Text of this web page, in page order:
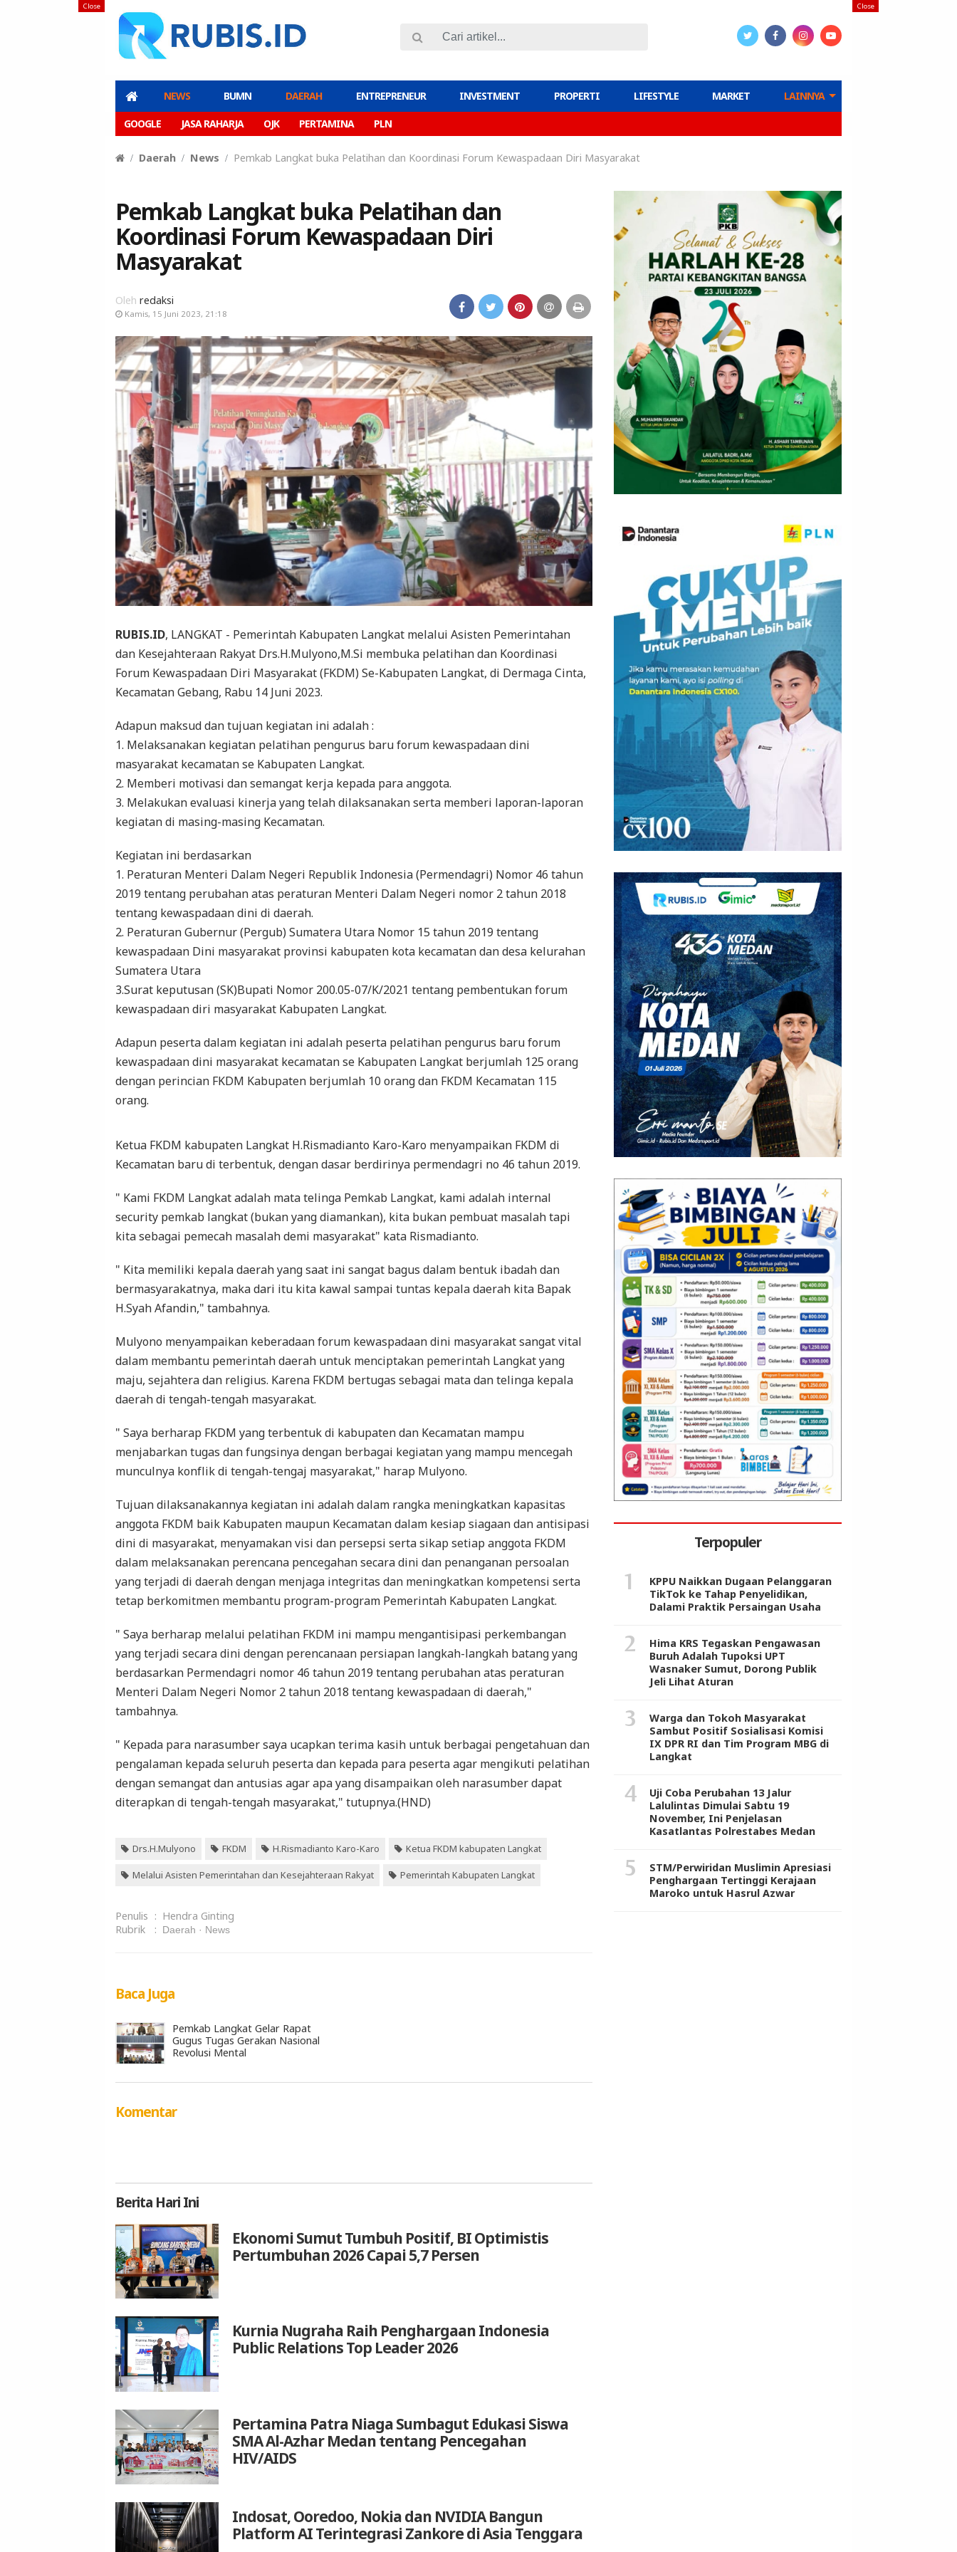
NEWS BUMN DAERAH ENTREPRENEUR INVESTMENT PROPERTI LIFESTYLE MARKET LAINNYA
GOOGLE JASA RAHARJA OJK PERTAMINA PLN
Close
Close
Daerah News Pemkab Langkat buka Pelatihan dan Koordinasi Forum Kewaspadaan Diri Masyarakat
Pemkab Langkat buka Pelatihan dan
Koordinasi Forum Kewaspadaan Diri
Masyarakat
Oleh redaksi
Kamis, 15 Juni 2023, 21:18
RUBIS.ID, LANGKAT - Pemerintah Kabupaten Langkat melalui Asisten Pemerintahan
dan Kesejahteraan Rakyat Drs.H.Mulyono,M.Si membuka pelatihan dan Koordinasi
Forum Kewaspadaan Diri Masyarakat (FKDM) Se-Kabupaten Langkat, di Dermaga Cinta,
Kecamatan Gebang, Rabu 14 Juni 2023.
Adapun maksud dan tujuan kegiatan ini adalah :
1. Melaksanakan kegiatan pelatihan pengurus baru forum kewaspadaan dini
masyarakat kecamatan se Kabupaten Langkat.
2. Memberi motivasi dan semangat kerja kepada para anggota.
3. Melakukan evaluasi kinerja yang telah dilaksanakan serta memberi laporan-laporan
kegiatan di masing-masing Kecamatan.
Kegiatan ini berdasarkan
1. Peraturan Menteri Dalam Negeri Republik Indonesia (Permendagri) Nomor 46 tahun
2019 tentang perubahan atas peraturan Menteri Dalam Negeri nomor 2 tahun 2018
tentang kewaspadaan dini di daerah.
2. Peraturan Gubernur (Pergub) Sumatera Utara Nomor 15 tahun 2019 tentang
kewaspadaan Dini masyarakat provinsi kabupaten kota kecamatan dan desa kelurahan
Sumatera Utara
3.Surat keputusan (SK)Bupati Nomor 200.05-07/K/2021 tentang pembentukan forum
kewaspadaan diri masyarakat Kabupaten Langkat.
Adapun peserta dalam kegiatan ini adalah peserta pelatihan pengurus baru forum
kewaspadaan dini masyarakat kecamatan se Kabupaten Langkat berjumlah 125 orang
dengan perincian FKDM Kabupaten berjumlah 10 orang dan FKDM Kecamatan 115
orang.
Ketua FKDM kabupaten Langkat H.Rismadianto Karo-Karo menyampaikan FKDM di
Kecamatan baru di terbentuk, dengan dasar berdirinya permendagri no 46 tahun 2019.
" Kami FKDM Langkat adalah mata telinga Pemkab Langkat, kami adalah internal
security pemkab langkat (bukan yang diamankan), kita bukan pembuat masalah tapi
kita sebagai pemecah masalah demi masyarakat" kata Rismadianto.
" Kita memiliki kepala daerah yang saat ini sangat bagus dalam bentuk ibadah dan
bermasyarakatnya, maka dari itu kita kawal sampai tuntas kepala daerah kita Bapak
H.Syah Afandin," tambahnya.
Mulyono menyampaikan keberadaan forum kewaspadaan dini masyarakat sangat vital
dalam membantu pemerintah daerah untuk menciptakan pemerintah Langkat yang
maju, sejahtera dan religius. Karena FKDM bertugas sebagai mata dan telinga kepala
daerah di tengah-tengah masyarakat.
" Saya berharap FKDM yang terbentuk di kabupaten dan Kecamatan mampu
menjabarkan tugas dan fungsinya dengan berbagai kegiatan yang mampu mencegah
munculnya konflik di tengah-tengaj masyarakat," harap Mulyono.
Tujuan dilaksanakannya kegiatan ini adalah dalam rangka meningkatkan kapasitas
anggota FKDM baik Kabupaten maupun Kecamatan dalam kesiap siagaan dan antisipasi
dini di masyarakat, menyamakan visi dan persepsi serta sikap setiap anggota FKDM
dalam melaksanakan perencana pencegahan secara dini dan penanganan persoalan
yang terjadi di daerah dengan menjaga integritas dan meningkatkan kompetensi serta
tetap berkomitmen membantu program-program Pemerintah Kabupaten Langkat.
" Saya berharap melalui pelatihan FKDM ini mampu mengantisipasi perkembangan
yang terjadi secara dini dengan perencanaan persiapan langkah-langkah batang yang
berdasarkan Permendagri nomor 46 tahun 2019 tentang perubahan atas peraturan
Menteri Dalam Negeri Nomor 2 tahun 2018 tentang kewaspadaan di daerah,"
tambahnya.
" Kepada para narasumber saya ucapkan terima kasih untuk berbagai pengetahuan dan
pengalaman kepada seluruh peserta dan kepada para peserta agar mengikuti pelatihan
dengan semangat dan antusias agar apa yang disampaikan oleh narasumber dapat
diterapkan di tengah-tengah masyarakat," tutupnya.(HND)
Drs.H.Mulyono FKDM H.Rismadianto Karo-Karo Ketua FKDM kabupaten Langkat
Melalui Asisten Pemerintahan dan Kesejahteraan Rakyat Pemerintah Kabupaten Langkat
Penulis : Hendra Ginting
Rubrik
: Daerah News
Baca Juga
Pemkab Langkat Gelar Rapat
Gugus Tugas Gerakan Nasional
Revolusi Mental
Komentar
Berita Hari Ini
Ekonomi Sumut Tumbuh Positif, BI Optimistis
Pertumbuhan 2026 Capai 5,7 Persen
Kurnia Nugraha Raih Penghargaan Indonesia
Public Relations Top Leader 2026
Pertamina Patra Niaga Sumbagut Edukasi Siswa
SMA Al-Azhar Medan tentang Pencegahan
HIV/AIDS
Indosat, Ooredoo, Nokia dan NVIDIA Bangun
Platform AI Terintegrasi Zankore di Asia Tenggara
Terpopuler
KPPU Naikkan Dugaan Pelanggaran
TikTok ke Tahap Penyelidikan,
Dalami Praktik Persaingan Usaha
Hima KRS Tegaskan Pengawasan
Buruh Adalah Tupoksi UPT
Wasnaker Sumut, Dorong Publik
Jeli Lihat Aturan
Warga dan Tokoh Masyarakat
Sambut Positif Sosialisasi Komisi
IX DPR RI dan Tim Program MBG di
Langkat
Uji Coba Perubahan 13 Jalur
Lalulintas Dimulai Sabtu 19
November, Ini Penjelasan
Kasatlantas Polrestabes Medan
STM/Perwiridan Muslimin Apresiasi
Penghargaan Tertinggi Kerajaan
Maroko untuk Hasrul Azwar